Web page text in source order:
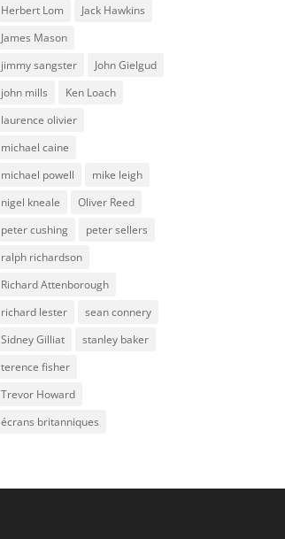
Herbert Lom
Jack Hawkins
James Mason
jimmy sangster
John Gielgud
john mills
Ken Loach
laurence olivier
michael caine
michael powell
mike leigh
nigel kneale
Oliver Reed
peter cushing
peter sellers
ralph richardson
Richard Attenborough
richard lester
sean connery
Sidney Gilliat
stanley baker
terence fisher
Trevor Howard
écrans britanniques